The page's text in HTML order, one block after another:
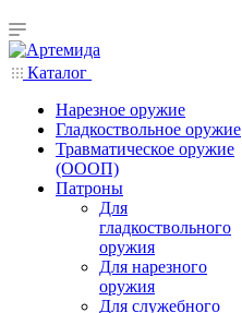
Каталог
Нарезное оружие
Гладкоствольное оружие
Травматическое оружие
(ОООП)
Патроны
Для
гладкоствольного
оружия
Для нарезного
оружия
Для служебного